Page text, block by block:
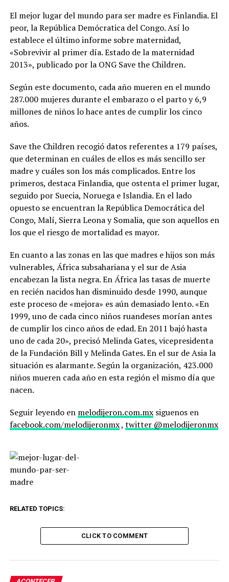
El mejor lugar del mundo para ser madre es Finlandia. El
peor, la República Demócratica del Congo. Así lo
establece el último informe sobre maternidad,
«Sobrevivir al primer día. Estado de la maternidad
2013», publicado por la ONG Save the Children.
Según este documento, cada año mueren en el mundo
287.000 mujeres durante el embarazo o el parto y 6,9
millones de niños lo hace antes de cumplir los cinco
años.
Save the Children recogió datos referentes a 179 países,
que determinan en cuáles de ellos es más sencillo ser
madre y cuáles son los más complicados. Entre los
primeros, destaca Finlandia, que ostenta el primer lugar,
seguido por Suecia, Noruega e Islandia. En el lado
opuesto se encuentran la República Democrática del
Congo, Malí, Sierra Leona y Somalia, que son aquellos en
los que el riesgo de mortalidad es mayor.
En cuanto a las zonas en las que madres e hijos son más
vulnerables, África subsahariana y el sur de Asia
encabezan la lista negra. En África las tasas de muerte
en recién nacidos han disminuido desde 1990, aunque
este proceso de «mejora» es aún demasiado lento. «En
1999, uno de cada cinco niños ruandeses morían antes
de cumplir los cinco años de edad. En 2011 bajó hasta
uno de cada 20», precisó Melinda Gates, vicepresidenta
de la Fundación Bill y Melinda Gates. En el sur de Asia la
situación es alarmante. Según la organización, 423.000
niños mueren cada año en esta región el mismo día que
nacen.
Seguir leyendo en melodijeron.com.mxsiguenos en
facebook.com/melodijeronmx, twitter @melodijeronmx
RELATED TOPICS:
CLICK TO COMMENT